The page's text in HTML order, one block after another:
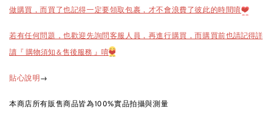
做購買，而買了也記得一定要領取包裹，才不會浪費了彼此的時間唷❤️
若有任何問題，也歡迎先詢問客服人員，再進行購買，而購買前也請記得詳
讀『 購物須知＆售後服務 』唷❤️
貼心說明→
本商店所有販售商品皆為100%實品拍攝與測量